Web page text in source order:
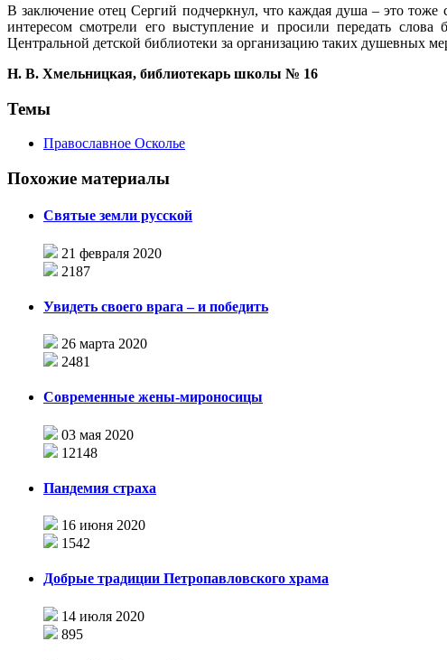
В заключение отец Сергий подчеркнул, что каждая душа – это
интересом смотрели его выступление и просили передать слова
Центральной детской библиотеки за организацию таких душевных
Н. В. Хмельницкая, библиотекарь школы № 16
Темы
Православное Осколье
Похожие материалы
Святые земли русской
21 февраля 2020
2187
Увидеть своего врага – и победить
26 марта 2020
2481
Современные жены-мироносицы
03 мая 2020
12148
Пандемия страха
16 июня 2020
1542
Добрые традиции Петропавловского храма
14 июля 2020
895